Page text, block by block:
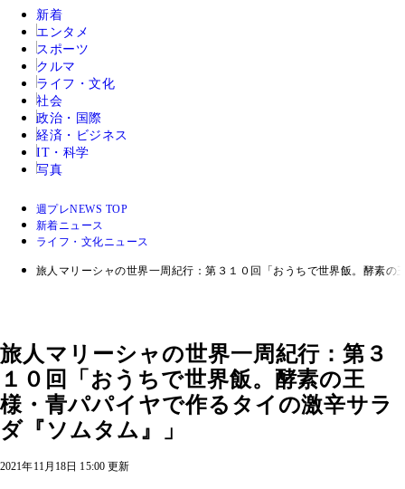
新着
エンタメ
スポーツ
クルマ
ライフ・文化
社会
政治・国際
経済・ビジネス
IT・科学
写真
週プレNEWS TOP
新着ニュース
ライフ・文化ニュース
旅人マリーシャの世界一周紀行：第３１０回「おうちで世界飯。酵素
旅人マリーシャの世界一周紀行：第３
１０回「おうちで世界飯。酵素の王
様・青パパイヤで作るタイの激辛サラ
ダ『ソムタム』」
2021年11月18日 15:00 更新